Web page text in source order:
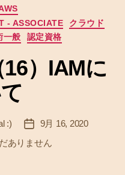
- ASSOCIATE
クラウド
一般 認定資格
）IAMに
:)
投
稿
日
9月 16, 2020
ありません